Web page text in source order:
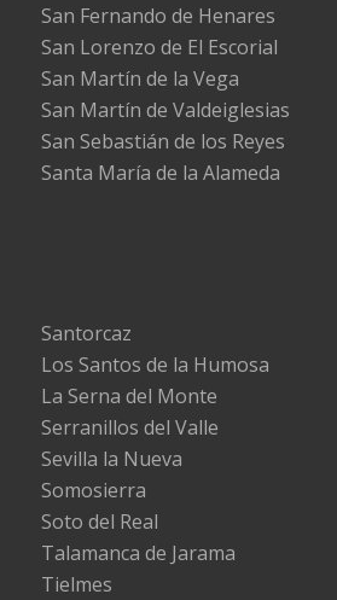
San Fernando de Henares
San Lorenzo de El Escorial
San Martín de la Vega
San Martín de Valdeiglesias
San Sebastián de los Reyes
Santa María de la Alameda
Santorcaz
Los Santos de la Humosa
La Serna del Monte
Serranillos del Valle
Sevilla la Nueva
Somosierra
Soto del Real
Talamanca de Jarama
Tielmes